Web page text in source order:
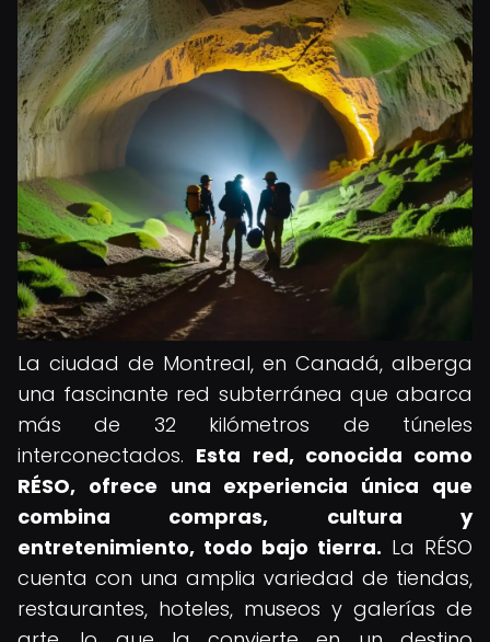
La ciudad de Montreal, en Canadá, alberga
una fascinante red subterránea que abarca
más de 32 kilómetros de túneles
interconectados. Esta red, conocida como
RÉSO, ofrece una experiencia única que
combina compras, cultura y
entretenimiento, todo bajo tierra. La RÉSO
cuenta con una amplia variedad de tiendas,
restaurantes, hoteles, museos y galerías de